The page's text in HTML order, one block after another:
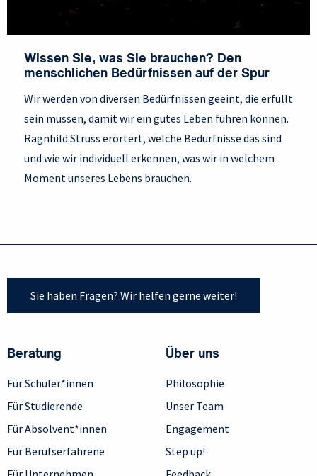
Wissen Sie, was Sie brauchen? Den
menschlichen Bedürfnissen auf der Spur
Wir werden von diversen Bedürfnissen geeint, die erfüllt
sein müssen, damit wir ein gutes Leben führen können.
Ragnhild Struss erörtert, welche Bedürfnisse das sind
und wie wir individuell erkennen, was wir in welchem
Moment unseres Lebens brauchen.
Sie haben Fragen? Wir helfen gerne weiter!
Beratung
Für Schüler*innen
Für Studierende
Für Absolvent*innen
Für Berufserfahrene
Über uns
Philosophie
Unser Team
Engagement
Step up!